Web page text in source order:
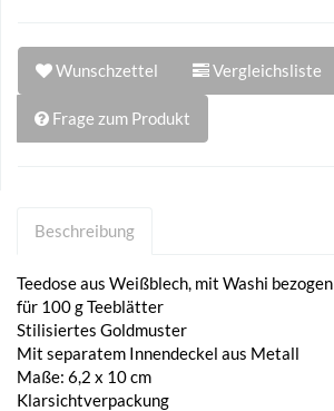
Wunschzettel Vergleichsliste
Frage zum Produkt
Beschreibung
Teedose aus Weißblech, mit Washi bezogen
für 100 g Teeblätter
Stilisiertes Goldmuster
Mit separatem Innendeckel aus Metall
Maße: 6,2 x 10 cm
Klarsichtverpackung